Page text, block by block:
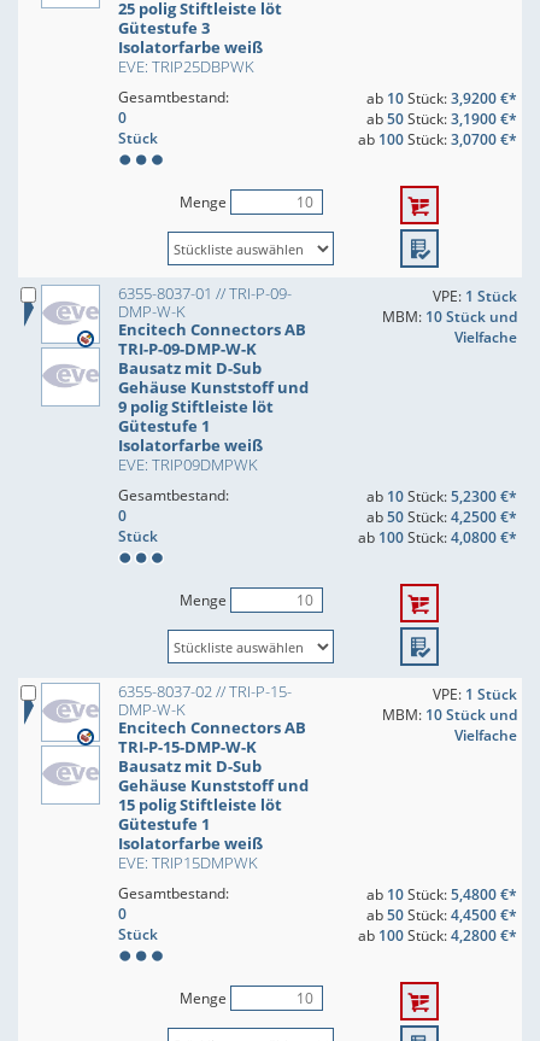
25 polig Stiftleiste löt
Gütestufe 3
Isolatorfarbe weiß
EVE: TRIP25DBPWK
Gesamtbestand:
0
Stück
ab 10Stück:3,9200 €*
ab50Stück:3,1900 €*
ab 100Stück:3,0700 €*
Menge
6355-8037-01 // TRI-P-09-
DMP-W-K
Encitech Connectors AB
TRI-P-09-DMP-W-K
Bausatz mit D-Sub
Gehäuse Kunststoff und
9 polig Stiftleiste löt
Gütestufe 1
Isolatorfarbe weiß
EVE: TRIP09DMPWK
VPE: 1 Stück
MBM: 10 Stück und
Vielfache
Gesamtbestand:
0
Stück
ab 10Stück:5,2300 €*
ab50Stück:4,2500 €*
ab 100Stück:4,0800 €*
Menge
6355-8037-02 // TRI-P-15-
DMP-W-K
Encitech Connectors AB
TRI-P-15-DMP-W-K
Bausatz mit D-Sub
Gehäuse Kunststoff und
15 polig Stiftleiste löt
Gütestufe 1
Isolatorfarbe weiß
EVE: TRIP15DMPWK
VPE: 1 Stück
MBM: 10 Stück und
Vielfache
Gesamtbestand:
0
Stück
ab 10Stück:5,4800 €*
ab50Stück:4,4500 €*
ab 100Stück:4,2800 €*
Menge